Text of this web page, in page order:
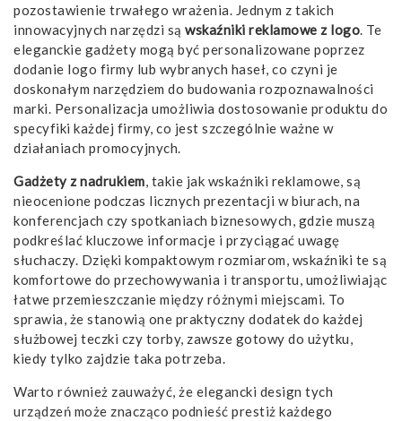
pozostawienie trwałego wrażenia. Jednym z takich
innowacyjnych narzędzi są wskaźniki reklamowe z logo. Te
eleganckie gadżety mogą być personalizowane poprzez
dodanie logo firmy lub wybranych haseł, co czyni je
doskonałym narzędziem do budowania rozpoznawalności
marki. Personalizacja umożliwia dostosowanie produktu do
specyfiki każdej firmy, co jest szczególnie ważne w
działaniach promocyjnych.
Gadżety z nadrukiem, takie jak wskaźniki reklamowe, są
nieocenione podczas licznych prezentacji w biurach, na
konferencjach czy spotkaniach biznesowych, gdzie muszą
podkreślać kluczowe informacje i przyciągać uwagę
słuchaczy. Dzięki kompaktowym rozmiarom, wskaźniki te są
komfortowe do przechowywania i transportu, umożliwiając
łatwe przemieszczanie między różnymi miejscami. To
sprawia, że stanowią one praktyczny dodatek do każdej
służbowej teczki czy torby, zawsze gotowy do użytku,
kiedy tylko zajdzie taka potrzeba.
Warto również zauważyć, że elegancki design tych
urządzeń może znacząco podnieść prestiż każdego